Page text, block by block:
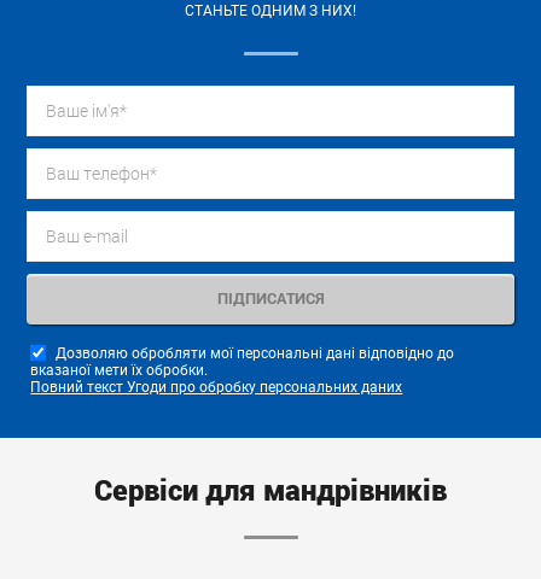
СТАНЬТЕ ОДНИМ З НИХ!
Дозволяю обробляти мої персональні дані відповідно до
вказаної мети їх обробки.
Повний текст Угоди про обробку персональних даних
Сервіси для мандрівників